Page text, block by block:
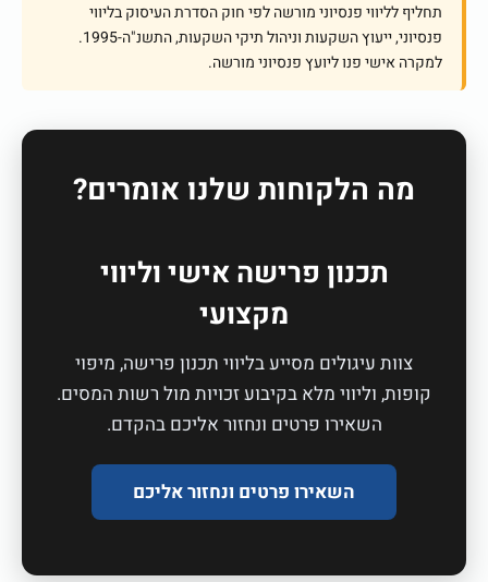
תחליף לליווי פנסיוני מורשה לפי חוק הסדרת העיסוק בליווי
פנסיוני, ייעוץ השקעות וניהול תיקי השקעות, התשנ"ה-1995.
למקרה אישי פנו ליועץ פנסיוני מורשה.
מה הלקוחות שלנו אומרים?
תכנון פרישה אישי וליווי
מקצועי
צוות עיגולים מסייע בליווי תכנון פרישה, מיפוי
קופות, וליווי מלא בקיבוע זכויות מול רשות המסים.
השאירו פרטים ונחזור אליכם בהקדם.
השאירו פרטים ונחזור אליכם